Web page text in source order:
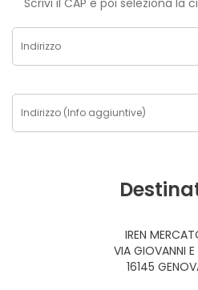
Scrivi il CAP e poi seleziona la
IREN
16145